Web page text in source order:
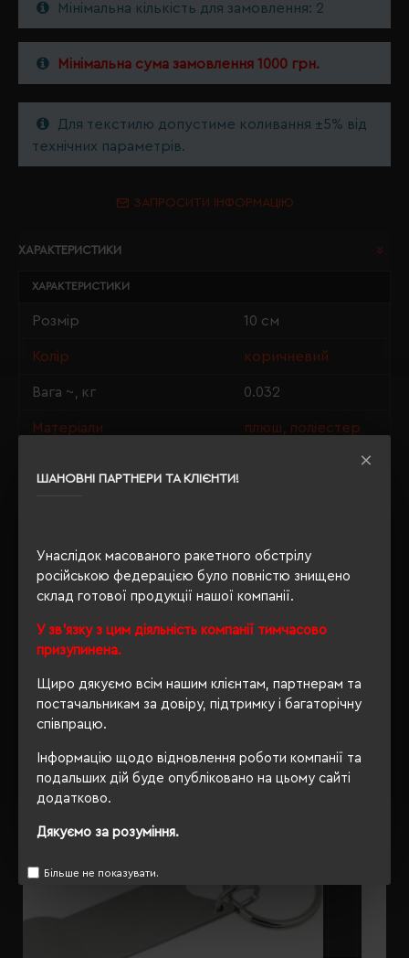
ШАНОВНІ ПАРТНЕРИ ТА КЛІЄНТИ!
Унаслідок масованого ракетного обстрілу
російською федерацією було повністю знищено
склад готової продукції нашої компанії.
У зв'язку з цим діяльність компанії тимчасово
призупинена.
Щиро дякуємо всім нашим клієнтам, партнерам та
постачальникам за довіру, підтримку і багаторічну
співпрацю.
Інформацію щодо відновлення роботи компанії та
подальших дій буде опубліковано на цьому сайті
додатково.
Дякуємо за розуміння.
Більше не показувати.
Мінімальна кількість для замовлення: 2
Мінімальна сума замовлення 1000 грн.
Для текстилю допустиме коливання ±5% від
технічних параметрів.
ЗАПРОСИТИ ІНФОРМАЦІЮ
ХАРАКТЕРИСТИКИ
ХАРАКТЕРИСТИКИ
Розмір 10 см
Колір коричневий
Вага ~, кг 0.032
Матеріали плюш, поліестер
ОПИС
РЕКОМЕНДУЄМО